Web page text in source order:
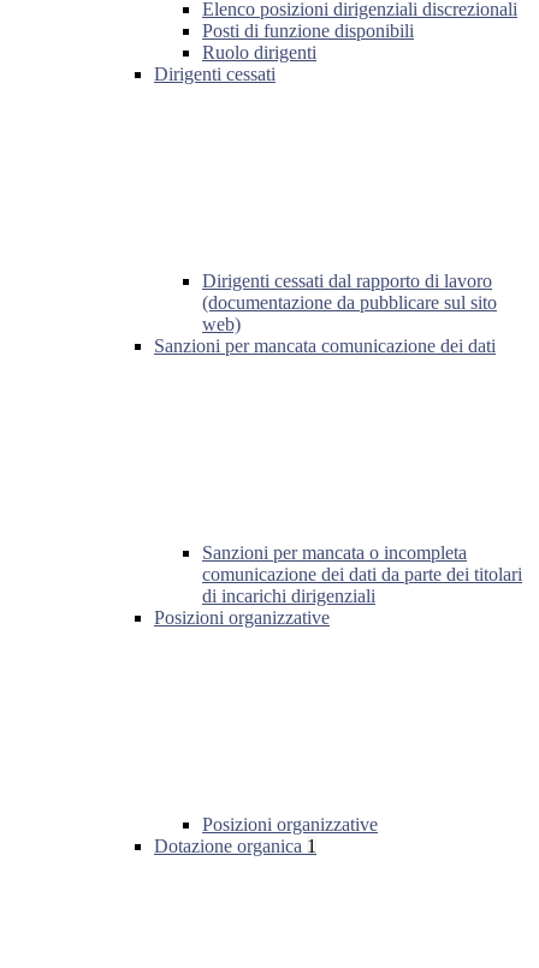
Elenco posizioni dirigenziali discrezionali
Posti di funzione disponibili
Ruolo dirigenti
Dirigenti cessati
Dirigenti cessati dal rapporto di lavoro
(documentazione da pubblicare sul sito
web)
Sanzioni per mancata comunicazione dei dati
Sanzioni per mancata o incompleta
comunicazione dei dati da parte dei titolari
di incarichi dirigenziali
Posizioni organizzative
Posizioni organizzative
Dotazione organica 1